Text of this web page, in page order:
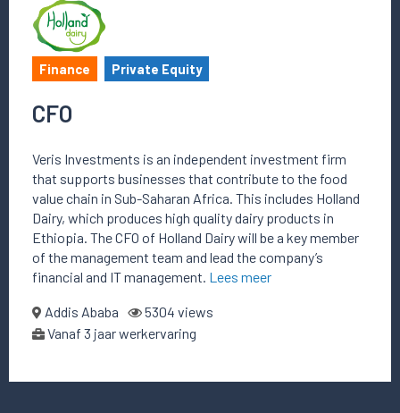
Finance Private Equity
CFO
Veris Investments is an independent investment firm
that supports businesses that contribute to the food
value chain in Sub-Saharan Africa. This includes Holland
Dairy, which produces high quality dairy products in
Ethiopia. The CFO of Holland Dairy will be a key member
of the management team and lead the company’s
financial and IT management. Lees meer
Addis Ababa
5304 views
Vanaf 3 jaar werkervaring